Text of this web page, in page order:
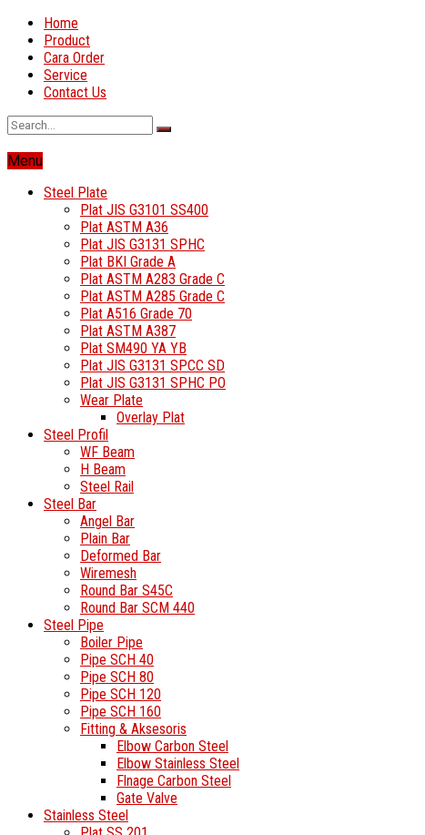
Home
Product
Cara Order
Service
Contact Us
Menu
Steel Plate
Plat JIS G3101 SS400
Plat ASTM A36
Plat JIS G3131 SPHC
Plat BKI Grade A
Plat ASTM A283 Grade C
Plat ASTM A285 Grade C
Plat A516 Grade 70
Plat ASTM A387
Plat SM490 YA YB
Plat JIS G3131 SPCC SD
Plat JIS G3131 SPHC PO
Wear Plate
Overlay Plat
Steel Profil
WF Beam
H Beam
Steel Rail
Steel Bar
Angel Bar
Plain Bar
Deformed Bar
Wiremesh
Round Bar S45C
Round Bar SCM 440
Steel Pipe
Boiler Pipe
Pipe SCH 40
Pipe SCH 80
Pipe SCH 120
Pipe SCH 160
Fitting & Aksesoris
Elbow Carbon Steel
Elbow Stainless Steel
Flnage Carbon Steel
Gate Valve
Stainless Steel